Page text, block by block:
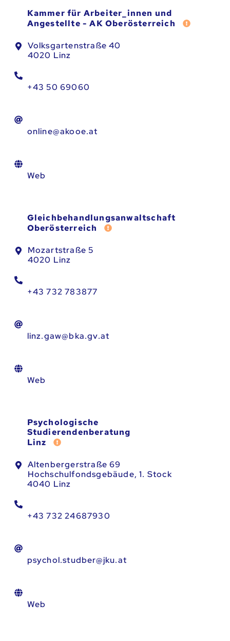
Kammer für Arbeiter_innen und
Angestellte - AK Oberösterreich
Fehler
Volksgartenstraße 40
4020 Linz
+43 50 69060
online@akooe.at
Web
Gleichbehandlungsanwaltschaft
Oberösterreich
Fehler melden
Mozartstraße 5
4020 Linz
+43 732 783877
linz.gaw@bka.gv.at
Web
Psychologische
Studierendenberatung
Linz
Fehler melden
Altenbergerstraße 69
Hochschulfondsgebäude, 1. Stock
4040 Linz
+43 732 24687930
psychol.studber@jku.at
Web